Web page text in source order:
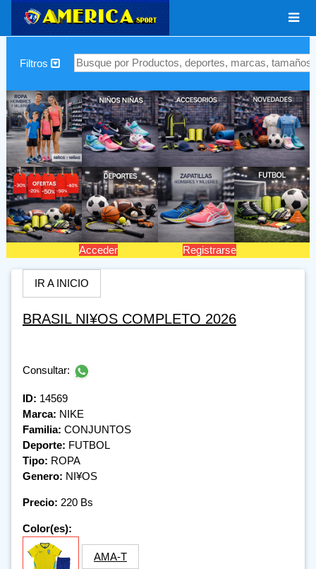
Filtros
Acceder Registrarse
IR A INICIO
BRASIL NI¥OS COMPLETO 2026
Consultar:
ID: 14569
Marca: NIKE
Familia: CONJUNTOS
Deporte: FUTBOL
Tipo: ROPA
Genero: NI¥OS
Precio: 220 Bs
Color(es):
AMA-T